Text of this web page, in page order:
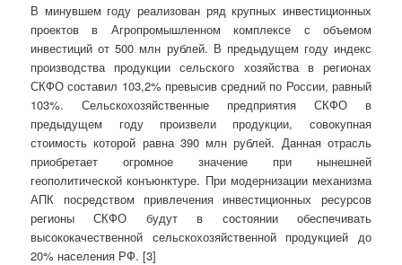
В минувшем году реализован ряд крупных инвестиционных
проектов в Агропромышленном комплексе с объемом
инвестиций от 500 млн рублей. В предыдущем году индекс
производства продукции сельского хозяйства в регионах
СКФО составил 103,2% превысив средний по России, равный
103%. Сельскохозяйственные предприятия СКФО в
предыдущем году произвели продукции, совокупная
стоимость которой равна 390 млн рублей. Данная отрасль
приобретает огромное значение при нынешней
геополитической конъюнктуре. При модернизации механизма
АПК посредством привлечения инвестиционных ресурсов
регионы СКФО будут в состоянии обеспечивать
высококачественной сельскохозяйственной продукцией до
20% населения РФ. [3]